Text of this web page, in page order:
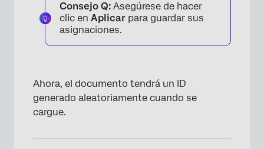
Consejo Q: Asegúrese de hacer
clic en Aplicar para guardar sus
asignaciones.
Ahora, el documento tendrá un ID
generado aleatoriamente cuando se
cargue.